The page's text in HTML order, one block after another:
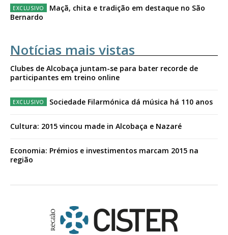
Maçã, chita e tradição em destaque no São
Bernardo
Notícias mais vistas
Clubes de Alcobaça juntam-se para bater recorde de
participantes em treino online
Sociedade Filarmónica dá música há 110 anos
Cultura: 2015 vincou made in Alcobaça e Nazaré
Economia: Prémios e investimentos marcam 2015 na
região